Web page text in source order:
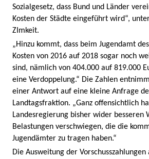
Sozialgesetz, dass Bund und Länder
Kosten der Städte eingeführt wird“,
ZImkeit.
„Hinzu kommt, dass beim Jugendamt
Kosten von 2016 auf 2018 sogar noch
sind, nämlich von 404.000 auf 819.000
eine Verdoppelung.“ Die Zahlen
einer Antwort auf eine kleine Anfrage
Landtagsfraktion. „Ganz offensichtlich
Landesregierung bisher wider besseren
Belastungen verschwiegen, die die
Jugendämter zu tragen haben.“
Die Ausweitung der